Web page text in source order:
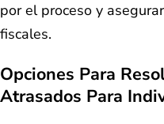
por el proceso y
fiscales.
Opciones Para
Atrasados Para